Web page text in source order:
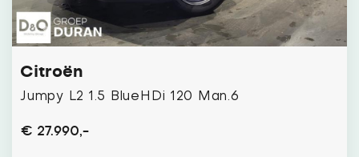
Citroën
Jumpy L2 1.5 BlueHDi 120 Man.6
€ 27.990,-